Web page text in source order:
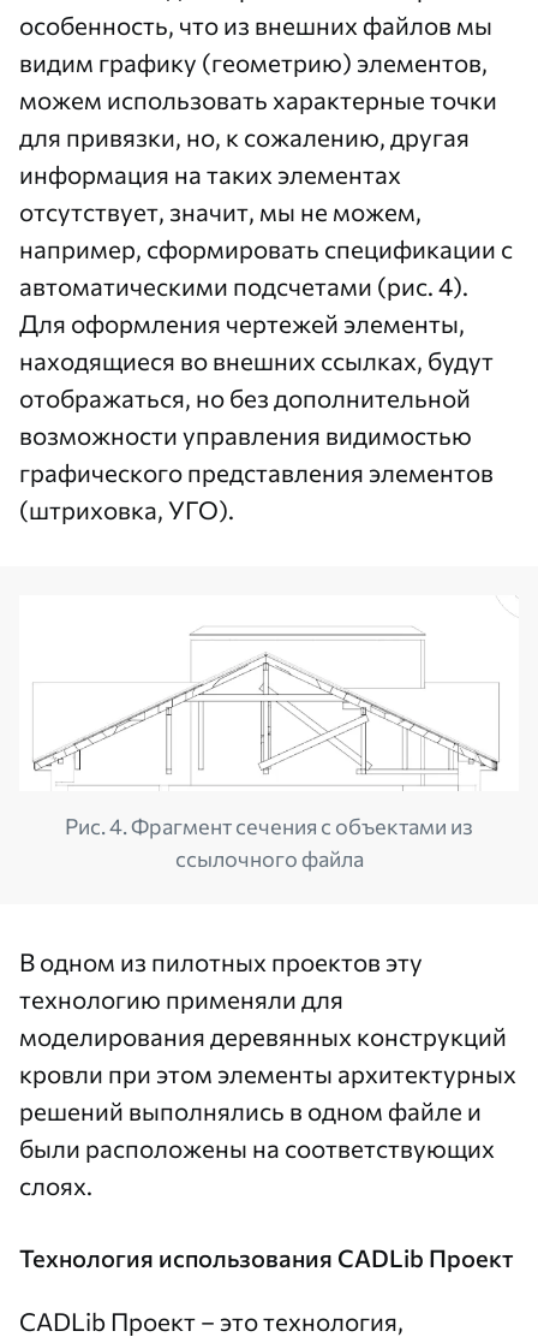
особенность, что из внешних файлов мы
видим графику (геометрию) элементов,
можем использовать характерные точки
для привязки, но, к сожалению, другая
информация на таких элементах
отсутствует, значит, мы не можем,
например, сформировать спецификации с
автоматическими подсчетами (рис. 4).
Для оформления чертежей элементы,
находящиеся во внешних ссылках, будут
отображаться, но без дополнительной
возможности управления видимостью
графического представления элементов
(штриховка, УГО).
Рис. 4. Фрагмент сечения с объектами из
ссылочного файла
В одном из пилотных проектов эту
технологию применяли для
моделирования деревянных конструкций
кровли при этом элементы архитектурных
решений выполнялись в одном файле и
были расположены на соответствующих
слоях.
Технология использования CADLib Проект
СADLib Проект – это технология,